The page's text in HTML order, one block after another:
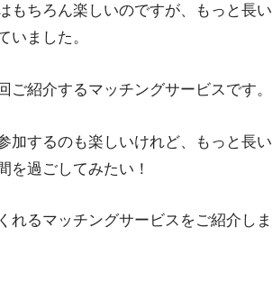
もちろん楽しいのですが、もっと長
いました。
ご紹介するマッチングサービスです。
加するのも楽しいけれど、もっと長
を過ごしてみたい！
れるマッチングサービスをご紹介しま